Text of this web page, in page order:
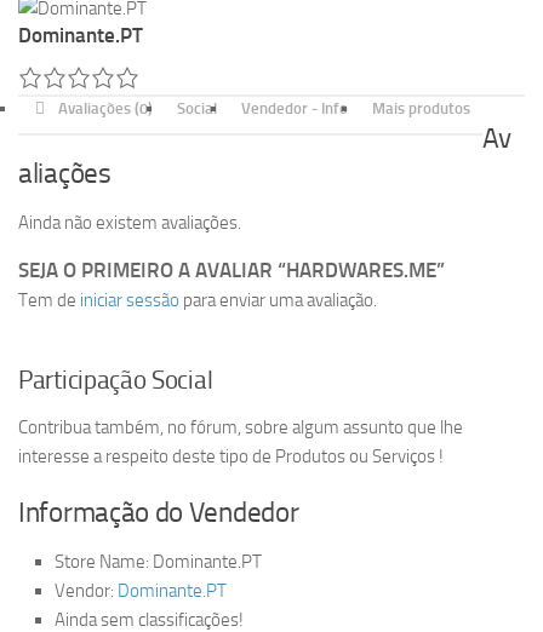
Dominante.PT
Avaliações (0) Social Vendedor - Info Mais produtos
Av
aliações
Ainda não existem avaliações.
SEJA O PRIMEIRO A AVALIAR “HARDWARES.ME”
Tem de iniciar sessão para enviar uma avaliação.
Participação Social
Contribua também, no fórum, sobre algum assunto que lhe
interesse a respeito deste tipo de Produtos ou Serviços !
Informação do Vendedor
Store Name: Dominante.PT
Vendor: Dominante.PT
Ainda sem classificações!